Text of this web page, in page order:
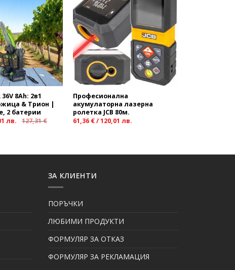
Add to
wishlist
36V 8Ah: 2в1
& Трион |
2 батерии
лв. 127,31€
wishlist
Професионална
акумулаторна лазерна
ролетка JCB 80м.
61,36 €/120,01 лв.
ЗА КЛИЕНТИ
ПОРЪЧКИ
ЛЮБИМИ ПРОДУКТИ
ФОРМУЛЯР ЗА ОТКАЗ
ФОРМУЛЯР ЗА РЕКЛАМАЦИЯ